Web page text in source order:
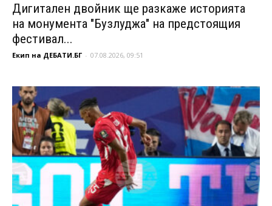
Дигитален двойник ще разкаже историята
на монумента "Бузлуджа" на предстоящия
фестивал...
Екип на ДЕБАТИ.БГ - 07.08.2026, 09:51